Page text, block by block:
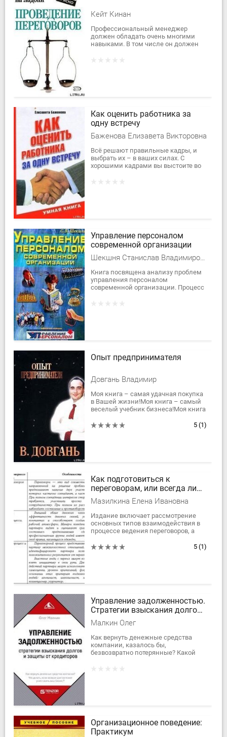
Кейт Кинан
Профессиональный менеджер
должен обладать очень многими
навыками. В том числе он должен
Как оценить работника за
одну встречу
Баженова Елизавета Викторовна
Всё решают правильные кадры, и
выбрать их – в ваших силах. С
хорошими кадрами вы выстоите во
Управление персоналом
современной организации
Шекшня Станислав Владимирович
Книга посвящена анализу проблем
управления персоналом
современной организации. Процесс
Опыт предпринимателя
Довгань Владимир
Моя книга – самая удачная покупка
в Вашей жизни!Моя книга – самый
веселый учебник бизнеса!Моя книга
Вашего взлета, это заветная дверь
5 (1)
Как подготовиться к
переговорам, или всегда ли
побеждает сильнейший?
Мазилкина Елена Ивановна
Издание включает рассмотрение
основных типов взаимодействия в
процессе ведения переговоров, а
переговоры, ведущиеся в рамках...
5 (1)
Управление задолженностью.
Стратегии взыскания долгов
и защиты от кредиторов
Малкин Олег
Как вернуть денежные средства
компании, казалось бы,
безвозвратно потерянные? Какой
Организационное поведение:
Практикум